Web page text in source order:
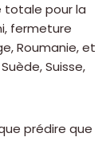
totale pour la
fermeture
Roumanie, et
Suisse,
prédire que